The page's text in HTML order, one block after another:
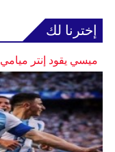
إخترنا لك
ميسي يقود إنتر